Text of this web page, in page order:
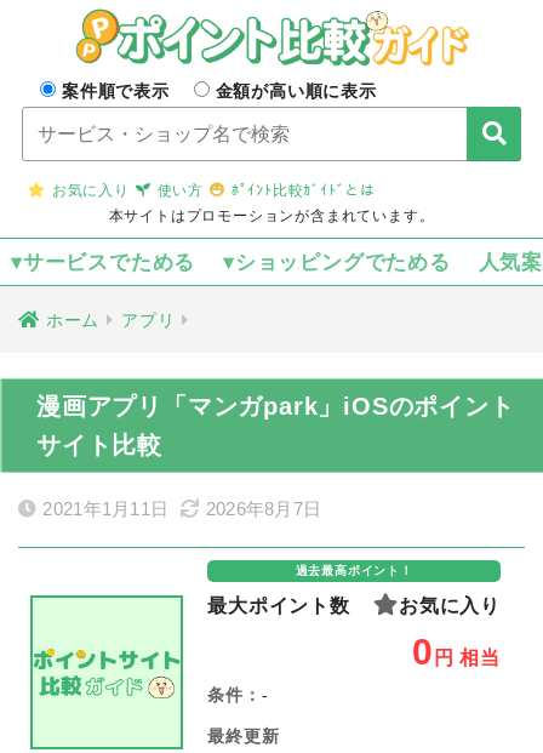
案件順で表示 金額が高い順に表示
お気に入り 使い方
ﾎﾟｲﾝﾄ比較ｶﾞｲﾄﾞとは
本サイトはプロモーションが含まれています。
▾サービスでためる ▾ショッピングでためる 人気
ホーム アプリ
漫画アプリ「マンガpark」iOSのポイント
サイト比較
2021年1月11日 2026年8月7日
過去最高ポイント！
最大ポイント数 お気に入り
0 円 相当
条件： -
最終更新